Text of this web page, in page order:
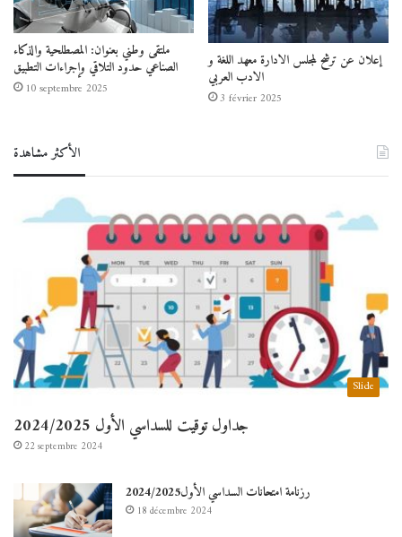
ملتقى وطني بعنوان: المصطلحية والذكاء
الصناعي حدود التلاقي وإجراءات التطبيق
10 septembre 2025
إعلان عن ترشح لمجلس الادارة معهد اللغة و
الادب العربي
3 février 2025
الأكثر مشاهدة
Slide
جداول توقيت للسداسي الأول 2024/2025
22 septembre 2024
رزنامة امتحانات السداسي الأول2024/2025
18 décembre 2024